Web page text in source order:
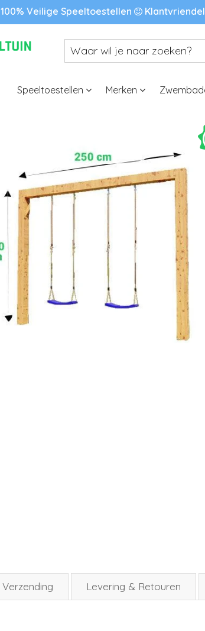
100% Veilige Speeltoestellen
Speeltoestellen Merken
Verzending Levering & Retouren